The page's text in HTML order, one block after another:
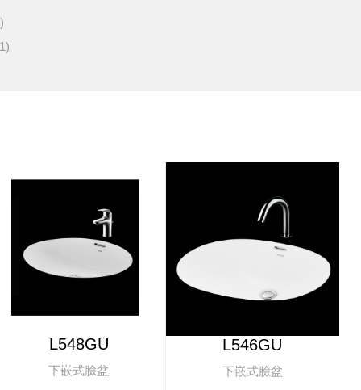
L548GU
下嵌式臉盆
L546GU
下嵌式臉盆